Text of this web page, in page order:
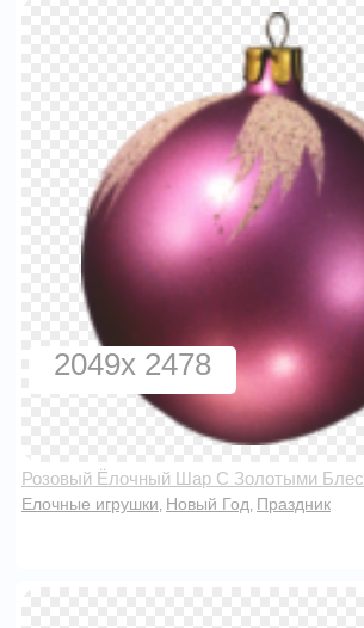
2049x 2478
Розовый Ёлочный Шар С Золотыми
Елочные игрушки Новый Год Праздник